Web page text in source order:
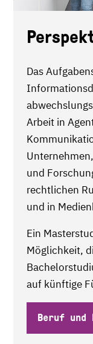
Das
Arbeit in
und
rechtlichen
und in
Ein
Möglichkeit,
auf künftige
Beruf und